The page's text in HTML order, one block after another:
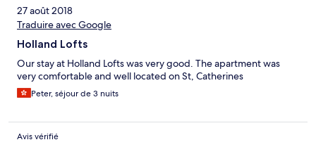
27 août 2018
Traduire avec Google
Holland Lofts
Our stay at Holland Lofts was very good. The apartment was
very comfortable and well located on St, Catherines
Peter, séjour de 3 nuits
Avis vérifié